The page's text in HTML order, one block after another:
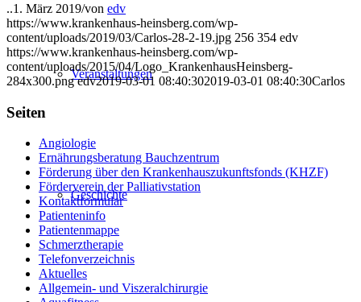
Veranstaltungen
Geschichte
..1. März 2019/von edv
https://www.krankenhaus-heinsberg.com/wp-
content/uploads/2019/03/Carlos-28-2-19.jpg 256 354 edv
https://www.krankenhaus-heinsberg.com/wp-
content/uploads/2015/04/Logo_KrankenhausHeinsberg-
284x300.png edv2019-03-01 08:40:302019-03-01 08:40:30Carlos
Seiten
Angiologie
Ernährungsberatung Bauchzentrum
Förderung über den Krankenhauszukunftsfonds (KHZF)
Förderverein der Palliativstation
Kontaktformular
Patienteninfo
Patientenmappe
Schmerztherapie
Telefonverzeichnis
Aktuelles
Allgemein- und Viszeralchirurgie